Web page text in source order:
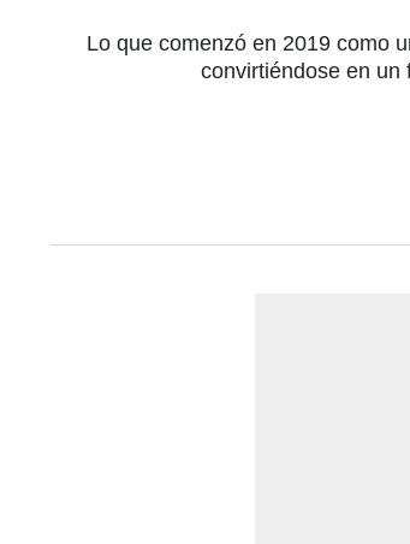
Lo que comenzó en 2019 como
convirtiéndose en un